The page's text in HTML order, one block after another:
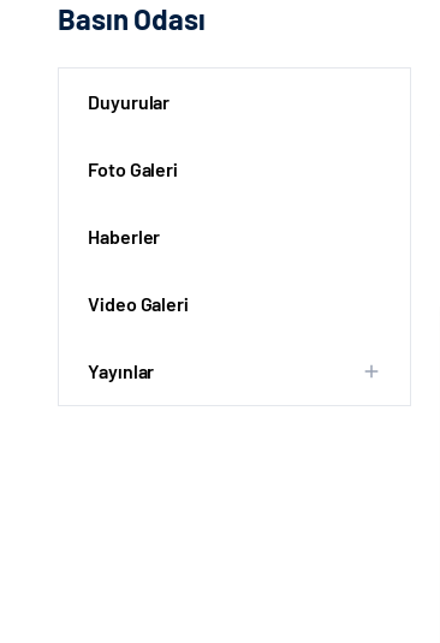
Basın Odası
Duyurular
Foto Galeri
Haberler
Video Galeri
Yayınlar